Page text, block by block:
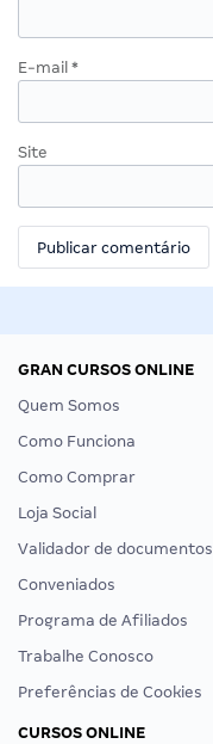
E-mail *
Site
GRAN CURSOS ONLINE
Quem Somos
Como Funciona
Como Comprar
Loja Social
Validador de documentos
Conveniados
Programa de Afiliados
Trabalhe Conosco
Preferências de Cookies
CURSOS ONLINE